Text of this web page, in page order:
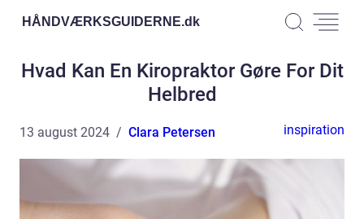
HÅNDVÆRKSGUIDERNE.dk
Hvad Kan En Kiropraktor Gøre For Dit
Helbred
13 august 2024 Clara Petersen inspiration